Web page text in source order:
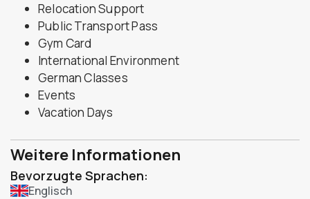
Relocation Support
Public Transport Pass
Gym Card
International Environment
German Classes
Events
Vacation Days
Weitere Informationen
Bevorzugte Sprachen:
Englisch